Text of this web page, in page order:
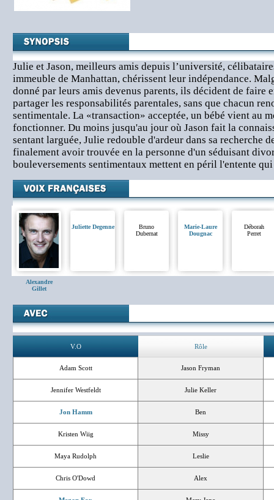
Julie et Jason, meilleurs amis depuis l’université,
immeuble de Manhattan, chérissent leur indépendance.
donné par leurs amis devenus parents, ils décident de faire
partager les responsabilités parentales, sans que chacun
sentimentale. La «transaction» acceptée, un bébé vient au
fonctionner. Du moins jusqu'au jour où Jason fait la
sentant larguée, Julie redouble d'ardeur dans sa recherche
finalement avoir trouvée en la personne d'un séduisant
bouleversements sentimentaux mettent en péril l'entente
Alexandre
Gillet
Juliette Degenne
Bruno
Dubernat
Marie-Laure
Dougnac
Déborah
Perret
V.O Rôle
Adam Scott Jason Fryman
Jennifer Westfeldt Julie Keller
Jon Hamm Ben
Kristen Wiig Missy
Maya Rudolph Leslie
Chris O'Dowd Alex